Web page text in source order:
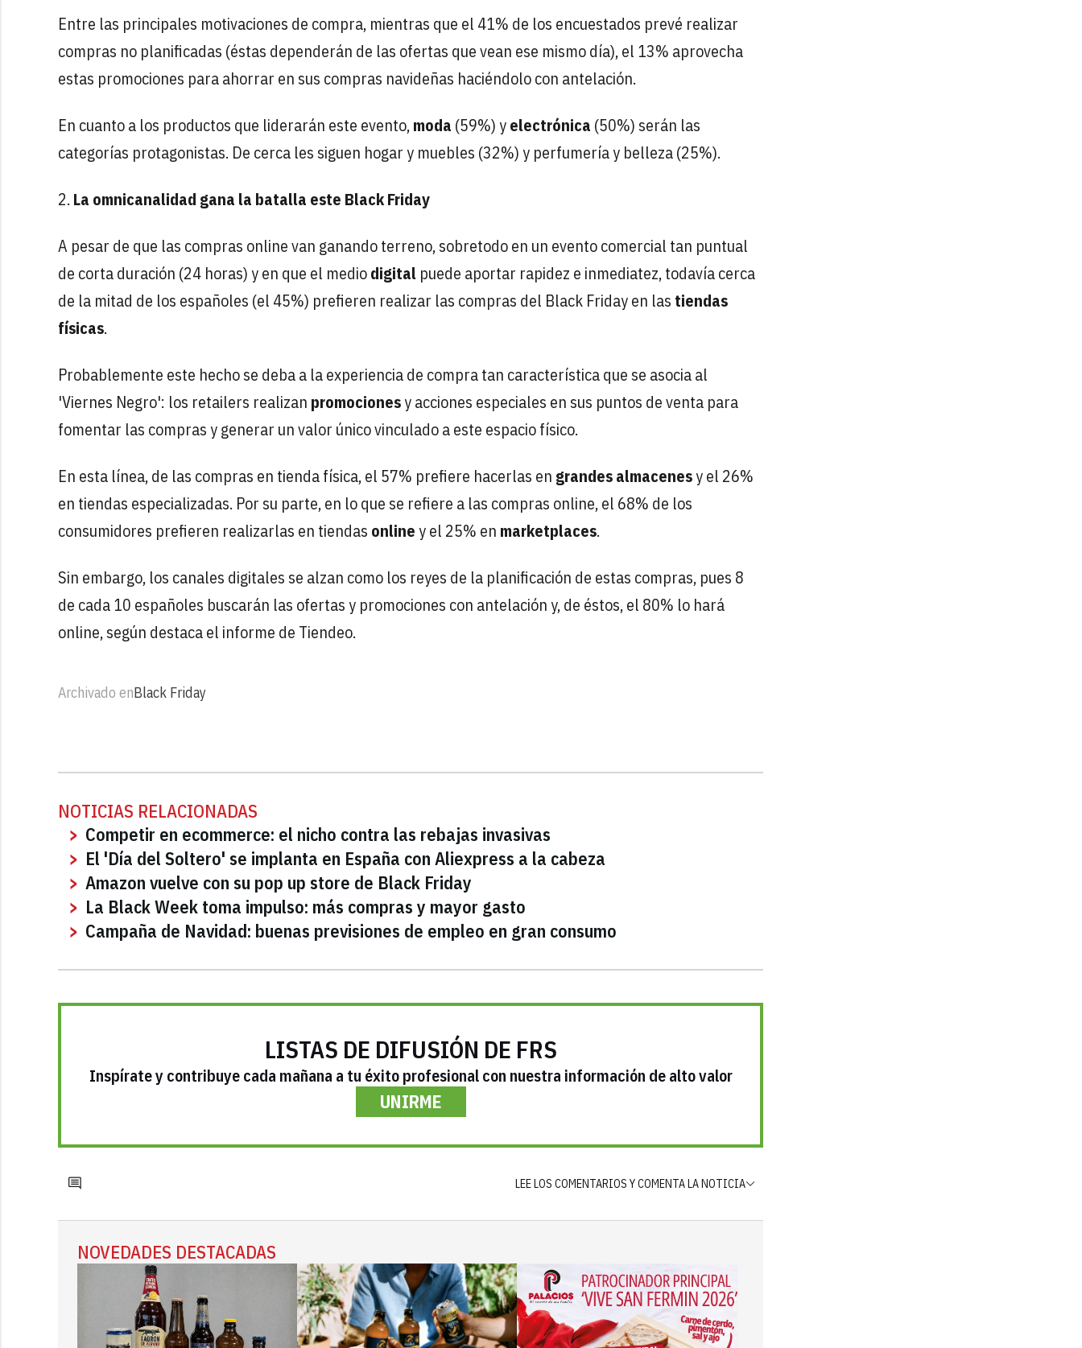
Entre las principales motivaciones de compra, mientras que el 41% de los encuestados prevé realizar
compras no planificadas (éstas dependerán de las ofertas que vean ese mismo día), el 13% aprovecha
estas promociones para ahorrar en sus compras navideñas haciéndolo con antelación.
En cuanto a los productos que liderarán este evento,moda (59%) yelectrónica (50%) serán las
categorías protagonistas. De cerca les siguen hogar y muebles (32%) y perfumería y belleza (25%).
2. La omnicanalidad gana la batalla este Black Friday
A pesar de que las compras online van ganando terreno, sobretodo en un evento comercial tan puntual
de corta duración (24 horas) y en que el mediodigital puede aportar rapidez e inmediatez, todavía cerca
de la mitad de los españoles (el 45%) prefieren realizar las compras del Black Friday en las tiendas
físicas.
Probablemente este hecho se deba a la experiencia de compra tan característica que se asocia al
'Viernes Negro': los retailers realizan promocionesy acciones especiales en sus puntos de venta para
fomentar las compras y generar un valor único vinculado a este espacio físico.
En esta línea, de las compras en tienda física, el 57% prefiere hacerlas en grandes almacenesy el 26%
en tiendas especializadas. Por su parte, en lo que se refiere a las compras online, el 68% de los
consumidores prefieren realizarlas en tiendas onliney el 25% en marketplaces.
Sin embargo, los canales digitales se alzan como los reyes de la planificación de estas compras, pues 8
de cada 10 españoles buscarán las ofertas y promociones con antelación y, de éstos, el 80% lo hará
online, según destaca el informe de Tiendeo.
Archivado enBlack Friday
NOTICIAS RELACIONADAS
Competir en ecommerce: el nicho contra las rebajas invasivas
El 'Día del Soltero' se implanta en España con Aliexpress a la cabeza
Amazon vuelve con su pop up store de Black Friday
La Black Week toma impulso: más compras y mayor gasto
Campaña de Navidad: buenas previsiones de empleo en gran consumo
LISTAS DE DIFUSIÓN DE FRS
Inspírate y contribuye cada mañana a tu éxito profesional con nuestra información de alto valor
UNIRME
LEE LOS COMENTARIOS Y COMENTA LA NOTICIA
NOVEDADES DESTACADAS